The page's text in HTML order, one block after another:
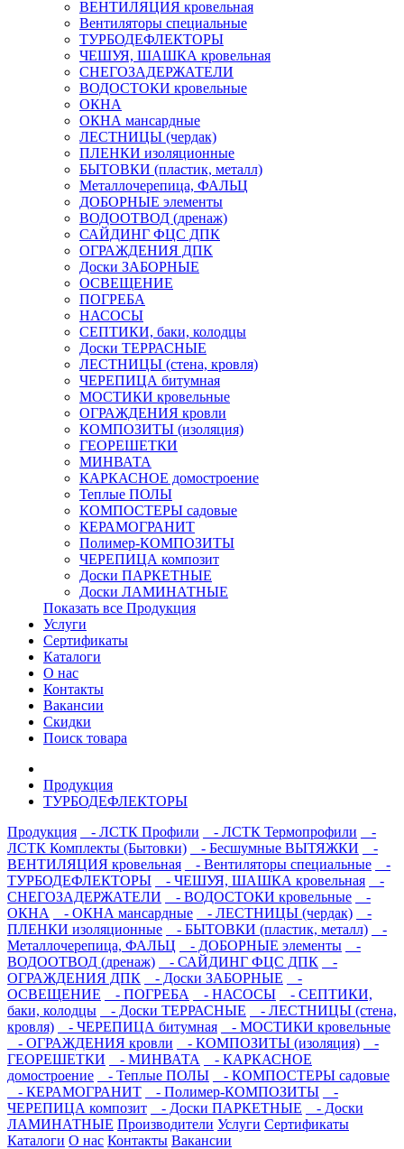
ВЕНТИЛЯЦИЯ кровельная
Вентиляторы специальные
ТУРБОДЕФЛЕКТОРЫ
ЧЕШУЯ, ШАШКА кровельная
СНЕГОЗАДЕРЖАТЕЛИ
ВОДОСТОКИ кровельные
ОКНА
ОКНА мансардные
ЛЕСТНИЦЫ (чердак)
ПЛЕНКИ изоляционные
БЫТОВКИ (пластик, металл)
Металлочерепица, ФАЛЬЦ
ДОБОРНЫЕ элементы
ВОДООТВОД (дренаж)
САЙДИНГ ФЦС ДПК
ОГРАЖДЕНИЯ ДПК
Доски ЗАБОРНЫЕ
ОСВЕЩЕНИЕ
ПОГРЕБА
НАСОСЫ
СЕПТИКИ, баки, колодцы
Доски ТЕРРАСНЫЕ
ЛЕСТНИЦЫ (стена, кровля)
ЧЕРЕПИЦА битумная
МОСТИКИ кровельные
ОГРАЖДЕНИЯ кровли
КОМПОЗИТЫ (изоляция)
ГЕОРЕШЕТКИ
МИНВАТА
КАРКАСНОЕ домостроение
Теплые ПОЛЫ
КОМПОСТЕРЫ садовые
КЕРАМОГРАНИТ
Полимер-КОМПОЗИТЫ
ЧЕРЕПИЦА композит
Доски ПАРКЕТНЫЕ
Доски ЛАМИНАТНЫЕ
Показать все Продукция
Услуги
Сертификаты
Каталоги
О нас
Контакты
Вакансии
Скидки
Поиск товара
Продукция
ТУРБОДЕФЛЕКТОРЫ
Продукция
- ЛСТК Профили - ЛСТК Термопрофили
-
ЛСТК Комплекты (Бытовки)
- Бесшумные ВЫТЯЖКИ
-
ВЕНТИЛЯЦИЯ кровельная
- Вентиляторы специальные
-
ТУРБОДЕФЛЕКТОРЫ
- ЧЕШУЯ, ШАШКА кровельная
-
СНЕГОЗАДЕРЖАТЕЛИ
- ВОДОСТОКИ кровельные
-
ОКНА
- ОКНА мансардные - ЛЕСТНИЦЫ (чердак)
-
ПЛЕНКИ изоляционные
- БЫТОВКИ (пластик, металл)
-
Металлочерепица, ФАЛЬЦ
- ДОБОРНЫЕ элементы
-
ВОДООТВОД (дренаж)
- САЙДИНГ ФЦС ДПК
-
ОГРАЖДЕНИЯ ДПК
- Доски ЗАБОРНЫЕ
-
ОСВЕЩЕНИЕ
- ПОГРЕБА - НАСОСЫ
- СЕПТИКИ,
баки, колодцы
- Доски ТЕРРАСНЫЕ
- ЛЕСТНИЦЫ (стена,
кровля)
- ЧЕРЕПИЦА битумная
- МОСТИКИ кровельные
- ОГРАЖДЕНИЯ кровли
- КОМПОЗИТЫ (изоляция)
-
ГЕОРЕШЕТКИ
- МИНВАТА
- КАРКАСНОЕ
домостроение
- Теплые ПОЛЫ
- КОМПОСТЕРЫ садовые
- КЕРАМОГРАНИТ
- Полимер-КОМПОЗИТЫ
-
ЧЕРЕПИЦА композит
- Доски ПАРКЕТНЫЕ
- Доски
ЛАМИНАТНЫЕ Производители Услуги Сертификаты
Каталоги О нас Контакты Вакансии